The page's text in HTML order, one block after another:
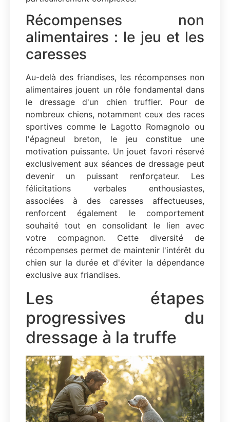
Récompenses non
alimentaires : le jeu et les
caresses
Au-delà des friandises, les récompenses non
alimentaires jouent un rôle fondamental dans
le dressage d'un chien truffier. Pour de
nombreux chiens, notamment ceux des races
sportives comme le Lagotto Romagnolo ou
l'épagneul breton, le jeu constitue une
motivation puissante. Un jouet favori réservé
exclusivement aux séances de dressage peut
devenir un puissant renforçateur. Les
félicitations verbales enthousiastes,
associées à des caresses affectueuses,
renforcent également le comportement
souhaité tout en consolidant le lien avec
votre compagnon. Cette diversité de
récompenses permet de maintenir l'intérêt du
chien sur la durée et d'éviter la dépendance
exclusive aux friandises.
Les étapes
progressives du
dressage à la truffe